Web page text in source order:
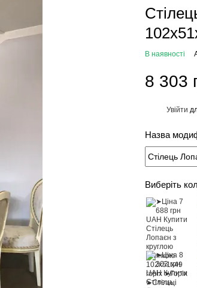
В наявності
8 303
Увійти
Назва
Виберіть